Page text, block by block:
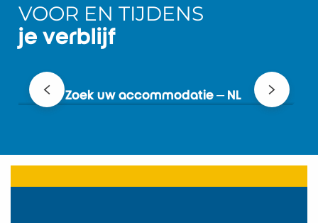
VOOR EN TIJDENS
je verblijf
Zoek uw accommodatie – NL